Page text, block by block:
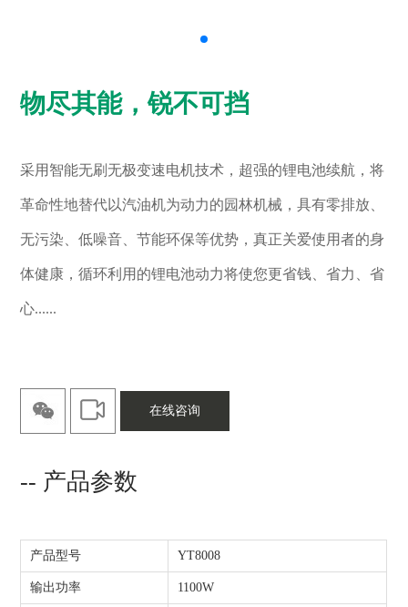
物尽其能，锐不可挡
采用智能无刷无极变速电机技术，超强的锂电池续航，将
革命性地替代以汽油机为动力的园林机械，具有零排放、
无污染、低噪音、节能环保等优势，真正关爱使用者的身
体健康，循环利用的锂电池动力将使您更省钱、省力、省
心......
在线咨询
-- 产品参数
产品型号 YT8008
输出功率 1100W